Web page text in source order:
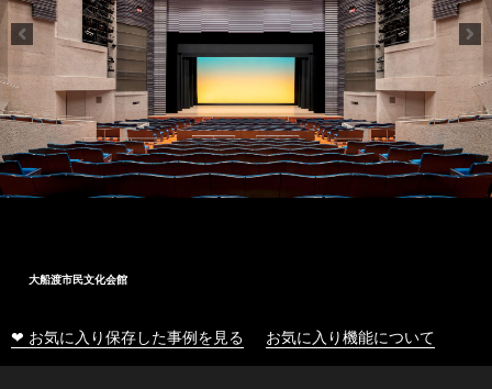
大船渡市民文化会館
❤ お気に入り保存した事例を見る お気に入り機能について